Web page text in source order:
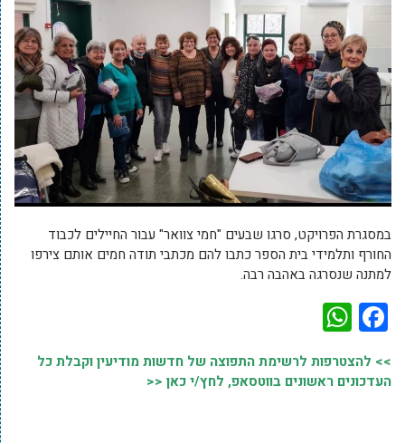
במסגרת הפרויקט, סרגו שבעים "חמי צוואר" עבור החיילים לכבוד
החורף ותלמידי בית הספר כתבו להם מכתבי תודה חמים אותם צירפו
למתנה שנסרגה באהבה רבה.
Facebook
>> להצטרפות לרשימת התפוצה של חדשות מודיעין וקבלת כל
העדכונים ראשונים בווטסאפ, לחץ/י כאן <<